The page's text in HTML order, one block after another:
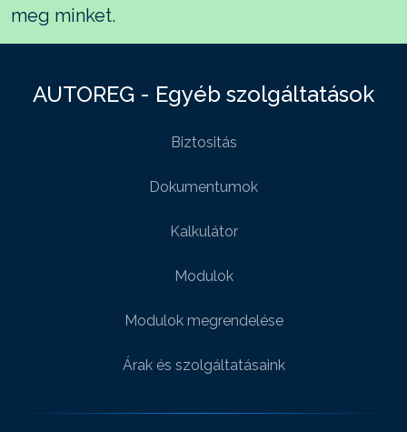
meg minket.
AUTOREG - Egyéb szolgáltatások
Biztositás
Dokumentumok
Kalkulátor
Modulok
Modulok megrendelése
Árak és szolgáltatásaink